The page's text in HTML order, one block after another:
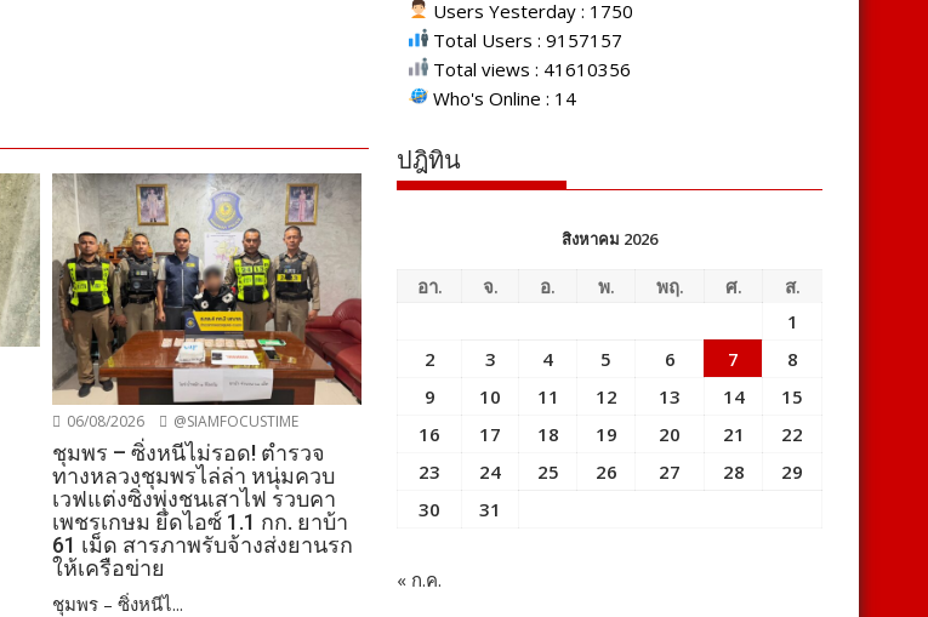
06/08/2026 @SIAMFOCUSTIME
ชุมพร – ซิ่งหนีไม่รอด! ตำรวจ
ทางหลวงชุมพรไล่ล่า หนุ่มควบ
เวฟแต่งซิ่งพุ่งชนเสาไฟ รวบคา
เพชรเกษม ยึดไอซ์ 1.1 กก. ยาบ้า
61 เม็ด สารภาพรับจ้างส่งยานรก
ให้เครือข่าย
ชุมพร – ซิ่งหนีไ...
Users Yesterday : 1750
Total Users : 9157157
Total views : 41610356
Who's Online : 14
ปฎิทิน
สิงหาคม 2026
อา. จ. อ. พ. พฤ. ศ.
ส.
1
2
3 4 5 6 7
8
9
10 11 12 13 14
15
16
17 18 19 20 21
22
23
24 25 26 27 28
29
30
31
« ก.ค.